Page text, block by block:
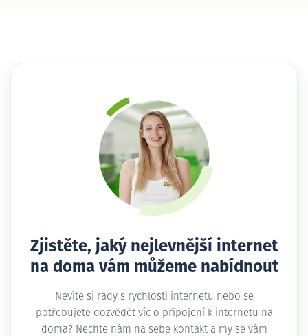
Zjistěte, jaký nejlevnější internet
na doma vám můžeme nabídnout
Nevíte si rady s rychlostí internetu nebo se
potřebujete dozvědět víc o připojení k internetu na
doma? Nechte nám na sebe kontakt a my se vám